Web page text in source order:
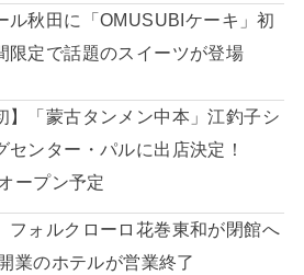
ル秋田に「OMUSUBIケーキ」初
限定で話題のスイーツが登場
】「蒙古タンメン中本」江釣子シ
センター・パルに出店決定！
ープン予定
フォルクローロ花巻東和が閉館へ
業のホテルが営業終了